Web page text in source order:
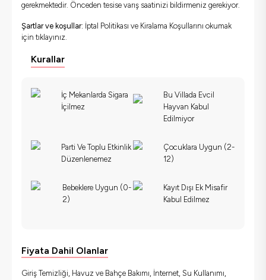
gerekmektedir. Önceden tesise varış saatinizi bildirmeniz gerekiyor.
Şartlar ve koşullar: İptal Politikası ve Kiralama Koşullarını okumak
için tıklayınız.
Kurallar
İç Mekanlarda Sigara
İçilmez
Bu Villada Evcil
Hayvan Kabul
Edilmiyor
Parti Ve Toplu Etkinlik
Düzenlenemez
Çocuklara Uygun (2-
12)
Bebeklere Uygun (0-
2)
Kayıt Dışı Ek Misafir
Kabul Edilmez
Fiyata Dahil Olanlar
Giriş Temizliği, Havuz ve Bahçe Bakımı, İnternet, Su Kullanımı,